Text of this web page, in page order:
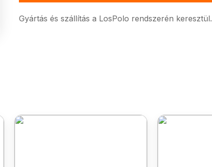
Gyártás és szállítás a LosPolo rendszerén keresztül.